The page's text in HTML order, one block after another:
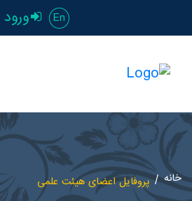
En ورود
خانه پروفایل اعضای هیئت علمی